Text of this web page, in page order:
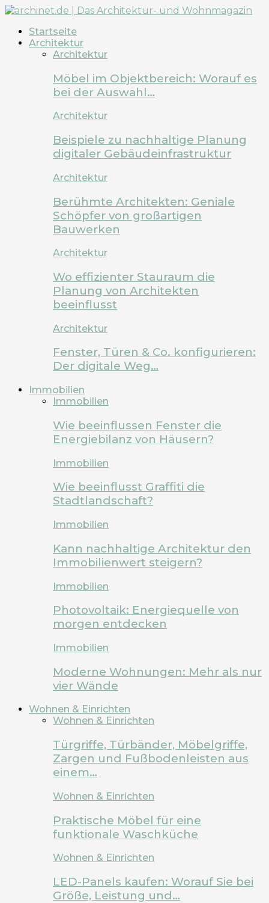
Startseite
Architektur
Architektur
Möbel im Objektbereich: Worauf es
bei der Auswahl…
Architektur
Beispiele zu nachhaltige Planung
digitaler Gebäudeinfrastruktur
Architektur
Berühmte Architekten: Geniale
Schöpfer von großartigen
Bauwerken
Architektur
Wo effizienter Stauraum die
Planung von Architekten
beeinflusst
Architektur
Fenster, Türen & Co. konfigurieren:
Der digitale Weg…
Immobilien
Immobilien
Wie beeinflussen Fenster die
Energiebilanz von Häusern?
Immobilien
Wie beeinflusst Graffiti die
Stadtlandschaft?
Immobilien
Kann nachhaltige Architektur den
Immobilienwert steigern?
Immobilien
Photovoltaik: Energiequelle von
morgen entdecken
Immobilien
Moderne Wohnungen: Mehr als nur
vier Wände
Wohnen & Einrichten
Wohnen & Einrichten
Türgriffe, Türbänder, Möbelgriffe,
Zargen und Fußbodenleisten aus
einem…
Wohnen & Einrichten
Praktische Möbel für eine
funktionale Waschküche
Wohnen & Einrichten
LED-Panels kaufen: Worauf Sie bei
Größe, Leistung und…